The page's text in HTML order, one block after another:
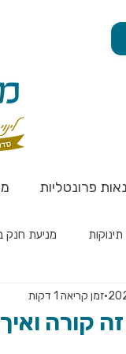
פרונטליות
מניעת חנק
קורה
זמן קריאה 1 דקות